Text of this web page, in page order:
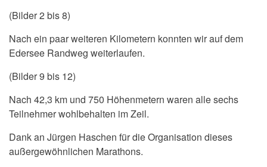
(Bilder 2 bis 8)
Nach ein paar weiteren Kilometern konnten wir auf dem
Edersee Randweg weiterlaufen.
(Bilder 9 bis 12)
Nach 42,3 km und 750 Höhenmetern waren alle sechs
Teilnehmer wohlbehalten im Zeil.
Dank an Jürgen Haschen für die Organisation dieses
außergewöhnlichen Marathons.